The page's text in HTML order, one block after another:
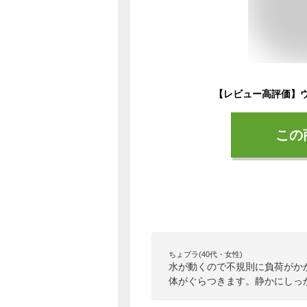
こ
ちょプラ(40代・女性)
水が動くので不規則に負荷が
体がぐらつきます。静かにし